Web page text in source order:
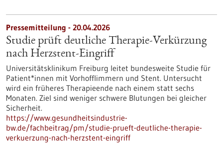
Pressemitteilung - 20.04.2026
Studie prüft deutliche Therapie-Verkürzung
nach Herzstent-Eingriff
Universitätsklinikum Freiburg leitet bundesweite Studie für
Patient*innen mit Vorhofflimmern und Stent. Untersucht
wird ein früheres Therapieende nach einem statt sechs
Monaten. Ziel sind weniger schwere Blutungen bei gleicher
Sicherheit.
https://www.gesundheitsindustrie-
bw.de/fachbeitrag/pm/studie-prueft-deutliche-therapie-
verkuerzung-nach-herzstent-eingriff